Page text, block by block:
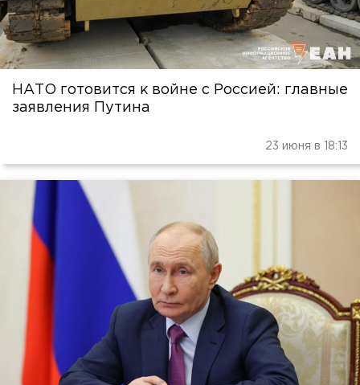
НАТО готовится к войне с Россией: главные
заявления Путина
23 июня в 18:13